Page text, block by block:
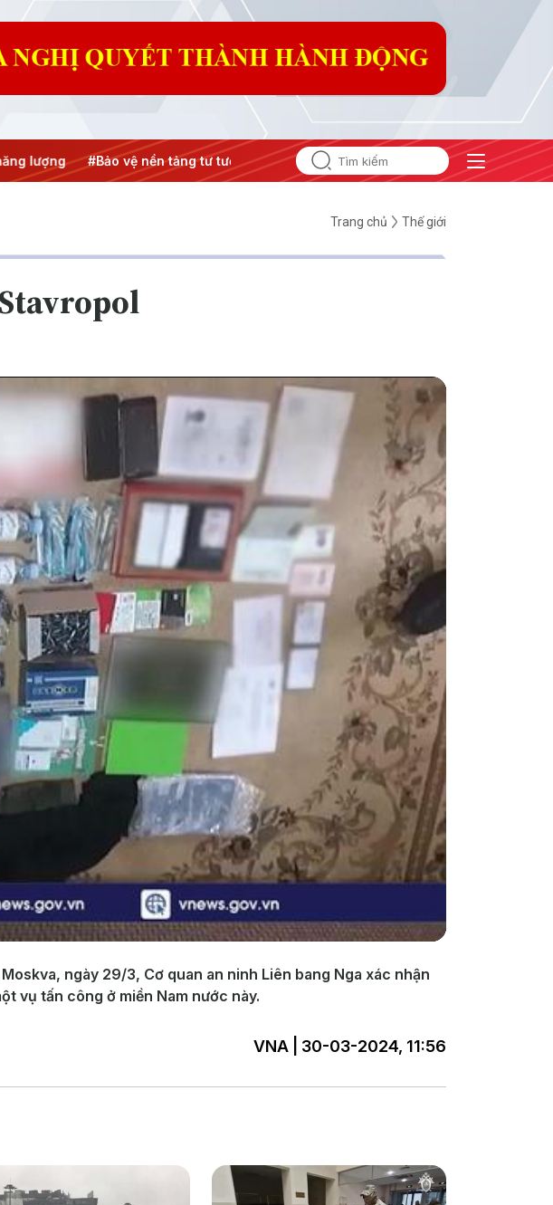
#Bảo vệ nền tảng tư tưởng của Đảng #Hội nghị Trung ương 3
Trang chủ Thế giới
ngày 29/3, Cơ quan an ninh Liên bang Nga xác nhận
vụ tấn công ở miền Nam nước này.
VNA | 30-03-2024, 11:56